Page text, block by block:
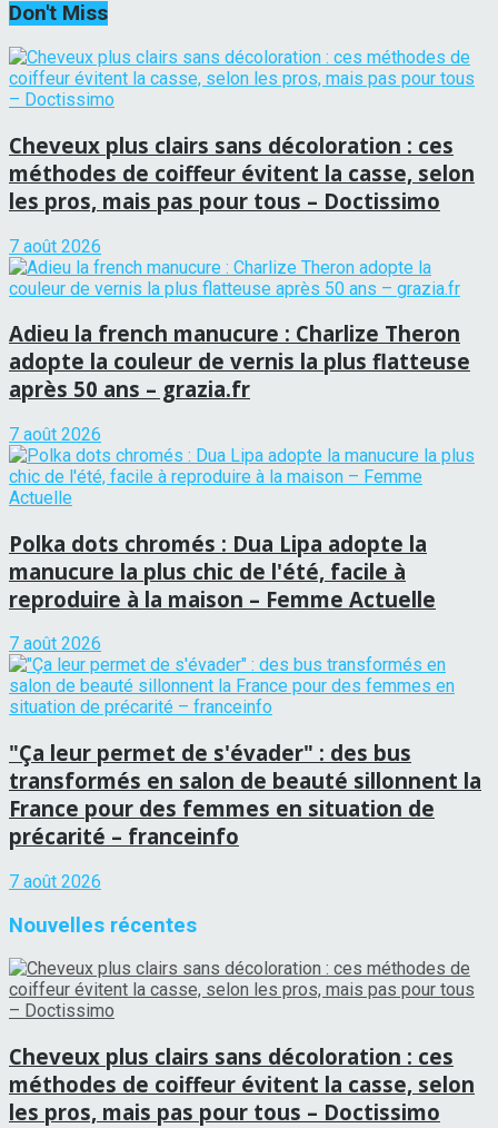
Don't Miss
Cheveux plus clairs sans décoloration : ces
méthodes de coiffeur évitent la casse, selon
les pros, mais pas pour tous – Doctissimo
7 août 2026
Adieu la french manucure : Charlize Theron
adopte la couleur de vernis la plus flatteuse
après 50 ans – grazia.fr
7 août 2026
Polka dots chromés : Dua Lipa adopte la
manucure la plus chic de l'été, facile à
reproduire à la maison – Femme Actuelle
7 août 2026
"Ça leur permet de s'évader" : des bus
transformés en salon de beauté sillonnent la
France pour des femmes en situation de
précarité – franceinfo
7 août 2026
Nouvelles récentes
Cheveux plus clairs sans décoloration : ces
méthodes de coiffeur évitent la casse, selon
les pros, mais pas pour tous – Doctissimo